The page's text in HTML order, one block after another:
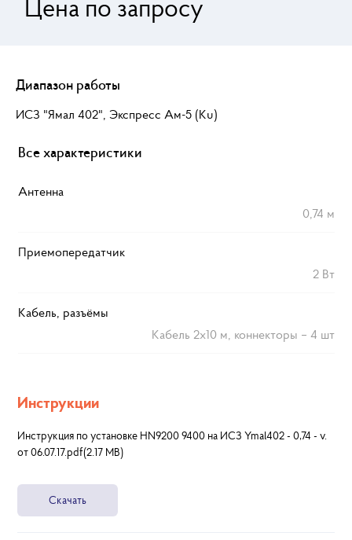
Цена по запросу
Диапазон работы
ИСЗ "Ямал 402", Экспресс Ам-5 (Кu)
Все характеристики
Антенна
0,74 м
Приемопередатчик
2 Вт
Кабель, разъёмы
Кабель 2х10 м, коннекторы – 4 шт
Инструкции
Инструкция по установке HN9200 9400 на ИСЗ Ymal402 - 0,74 - v.
от 06.07.17.pdf(2.17 MB)
Скачать